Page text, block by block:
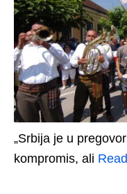
„Srbija je u
kompromis, ali